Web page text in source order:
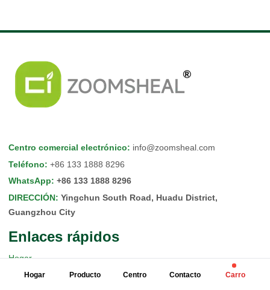
Centro comercial electrónico: info@zoomsheal.com
Teléfono: +86 133 1888 8296
WhatsApp: +86 133 1888 8296
DIRECCIÓN: Yingchun South Road, Huadu District,
Guangzhou City
Enlaces rápidos
Hogar
Productos
Hogar Producto Centro Contacto Carro